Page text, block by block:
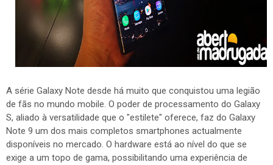
A série Galaxy Note desde há muito que conquistou uma legião
de fãs no mundo mobile. O poder de processamento do Galaxy
S, aliado à versatilidade que o "estilete" oferece, faz do Galaxy
Note 9 um dos mais completos smartphones actualmente
disponíveis no mercado. O hardware está ao nível do que se
exige a um topo de gama, possibilitando uma experiência de